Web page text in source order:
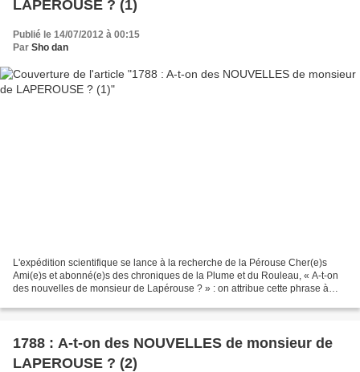
LAPEROUSE ? (1)
Publié le 14/07/2012 à 00:15
Par Sho dan
L'expédition scientifique se lance à la recherche de la Pérouse Cher(e)s
Ami(e)s et abonné(e)s des chroniques de la Plume et du Rouleau, « A-t-on
des nouvelles de monsieur de Lapérouse ? » : on attribue cette phrase à
1788 : A-t-on des NOUVELLES de monsieur de
LAPEROUSE ? (2)